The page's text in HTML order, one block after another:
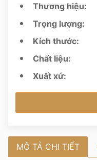
Thương hiệu:
Trọng lượng:
Kích thước:
Chất liệu:
Xuất xứ:
MÔ TẢ CHI TIẾT